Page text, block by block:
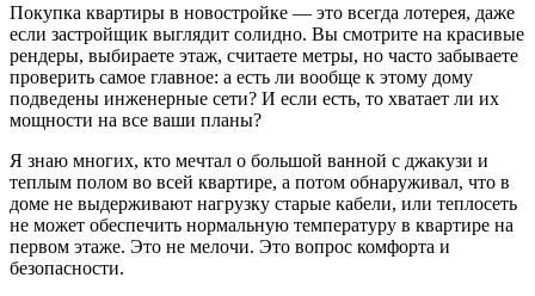
Покупка квартиры в новостройке — это всегда лотерея, даже
если застройщик выглядит солидно. Вы смотрите на красивые
рендеры, выбираете этаж, считаете метры, но часто забываете
проверить самое главное: а есть ли вообще к этому дому
подведены инженерные сети? И если есть, то хватает ли их
мощности на все ваши планы?
Я знаю многих, кто мечтал о большой ванной с джакузи и
теплым полом во всей квартире, а потом обнаруживал, что в
доме не выдерживают нагрузку старые кабели, или теплосеть
не может обеспечить нормальную температуру в квартире на
первом этаже. Это не мелочи. Это вопрос комфорта и
безопасности.